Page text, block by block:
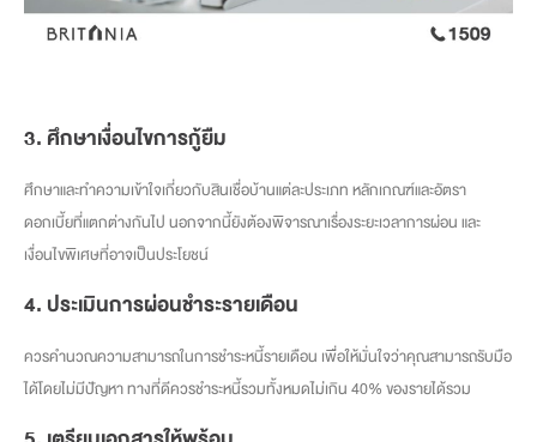
3. ศึกษาเงื่อนไขการกู้ยืม
ศึกษาและทำความเข้าใจเกี่ยวกับสินเชื่อบ้านแต่ละประเภท หลักเกณฑ์และอัตรา
ดอกเบี้ยที่แตกต่างกันไป นอกจากนี้ยังต้องพิจารณาเรื่องระยะเวลาการผ่อน และ
เงื่อนไขพิเศษที่อาจเป็นประโยชน์
4. ประเมินการผ่อนชำระรายเดือน
ควรคำนวณความสามารถในการชำระหนี้รายเดือน เพื่อให้มั่นใจว่าคุณสามารถรับมือ
ได้โดยไม่มีปัญหา ทางที่ดีควรชำระหนี้รวมทั้งหมดไม่เกิน 40% ของรายได้รวม